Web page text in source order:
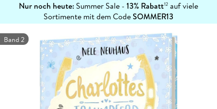
Nur noch heute: Summer Sale - 13% Rabatt12 auf viele
Sortimente mit dem CodeSOMMER13
erfahren
Band 2